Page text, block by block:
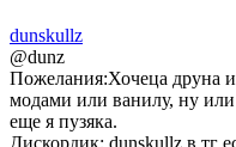
dunskullz
@dunz
Пожелания:Хочеца друна
модами или ванилу, ну
еще я пузяка.
Дискордик: dunskullz в тг